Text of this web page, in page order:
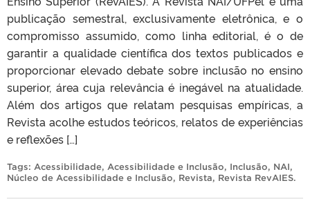
publicação semestral, exclusivamente eletrônica, e o
compromisso assumido, como linha editorial, é o de
garantir a qualidade científica dos textos publicados e
proporcionar elevado debate sobre inclusão no ensino
superior, área cuja relevância é inegável na atualidade.
Além dos artigos que relatam pesquisas empíricas, a
Revista acolhe estudos teóricos, relatos de experiências
e reflexões […]
Tags: Acessibilidade, Acessibilidade e Inclusão, Inclusão, NAI,
Núcleo de Acessibilidade e Inclusão, Revista, Revista RevAIES.